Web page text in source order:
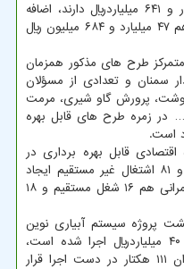
فجر سالجاری اعتباری بالغ بر یک هزار و ۶۴۱ میلیاردریال دارند، اضافه
کرد: اعتبارات طرح های تملک دارایی هم ۴۷ میلیارد و ۶۸۴ میلیون ریال
طرح های مذکور همزمان
سمنان و تعدادی از مسؤلان
پرورش گاو شیری، مرمت
در زمره طرح های قابل بهره
است.
قابل بهره برداری در
شهرستان شاهرود ۲۹ اشتغال مستقیم و ۸۱ اشتغال غیر مستقیم ایجاد
خواهند کرد، بیان داشت: طرح های عمرانی هم ۱۶ شغل مستقیم و ۱۸
اشاره به اینکه در سال ۱۴۰۲ هشت پروژه سیستم آبیاری نوین
شاخص به میزان ۱۳۶ هکتار و اعتبار ۴۰ میلیاردریال اجرا شده است،
اضافه کرد: امسال هم ۱۷ طرح به میزان ۱۱۱ هکتار در دست اجرا قرار